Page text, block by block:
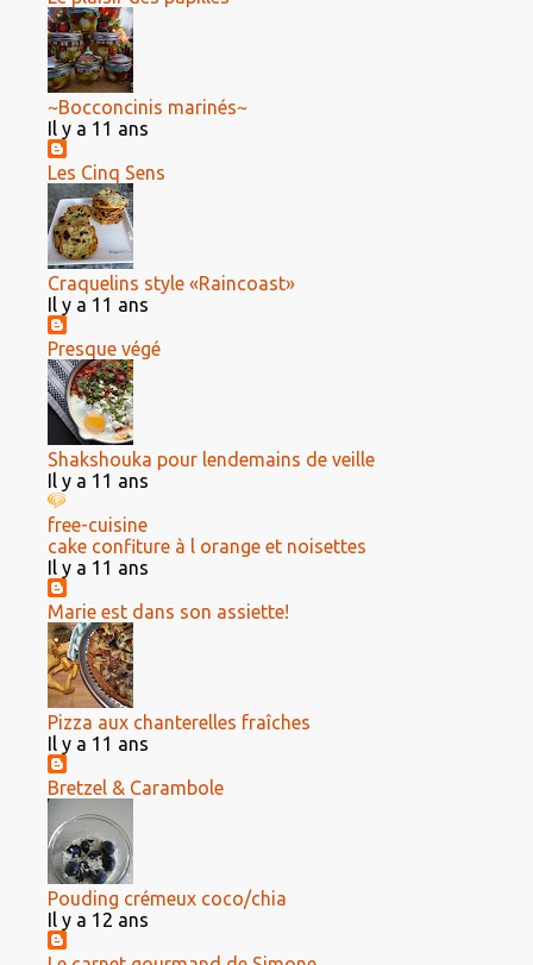
~Bocconcinis marinés~
Il y a 11 ans
Les Cinq Sens
Craquelins style «Raincoast»
Il y a 11 ans
Presque végé
Shakshouka pour lendemains de veille
Il y a 11 ans
free-cuisine
cake confiture à l orange et noisettes
Il y a 11 ans
Marie est dans son assiette!
Pizza aux chanterelles fraîches
Il y a 11 ans
Bretzel & Carambole
Pouding crémeux coco/chia
Il y a 12 ans